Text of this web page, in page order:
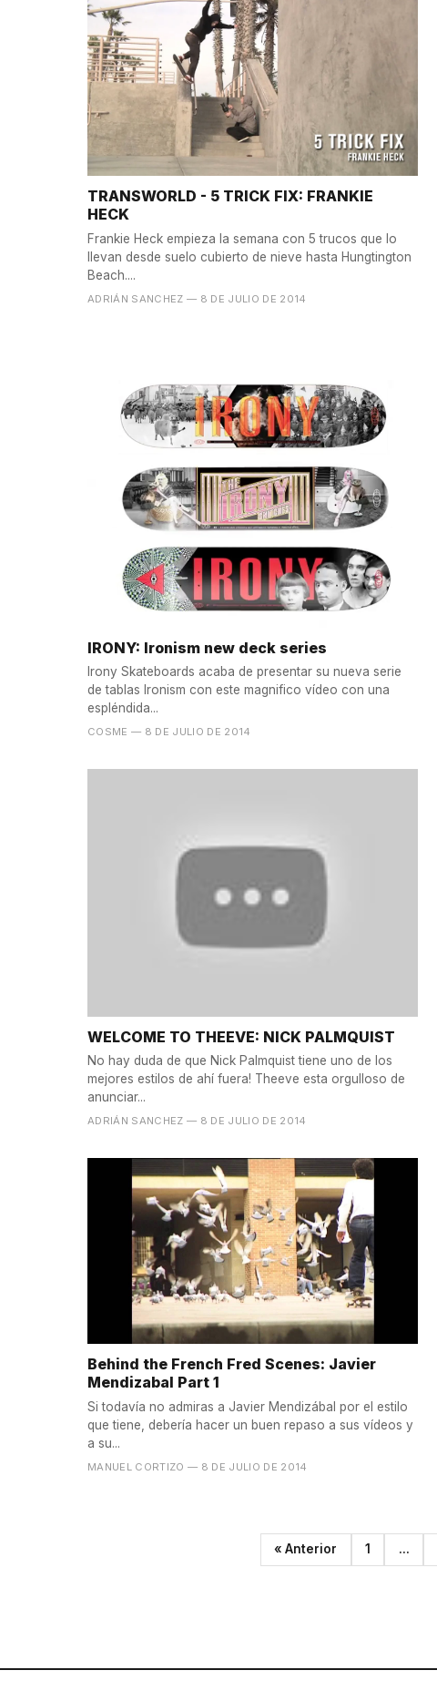
TRANSWORLD - 5 TRICK FIX: FRANKIE
HECK
Frankie Heck empieza la semana con 5 trucos que lo
llevan desde suelo cubierto de nieve hasta Hungtington
Beach....
ADRIÁN SANCHEZ — 8 DE JULIO DE 2014
IRONY: Ironism new deck series
Irony Skateboards acaba de presentar su nueva serie
de tablas Ironism con este magnifico vídeo con una
espléndida...
COSME — 8 DE JULIO DE 2014
WELCOME TO THEEVE: NICK PALMQUIST
No hay duda de que Nick Palmquist tiene uno de los
mejores estilos de ahí fuera! Theeve esta orgulloso de
anunciar...
ADRIÁN SANCHEZ — 8 DE JULIO DE 2014
Behind the French Fred Scenes: Javier
Mendizabal Part 1
Si todavía no admiras a Javier Mendizábal por el estilo
que tiene, debería hacer un buen repaso a sus vídeos y
a su...
MANUEL CORTIZO — 8 DE JULIO DE 2014
« Anterior 1 ...